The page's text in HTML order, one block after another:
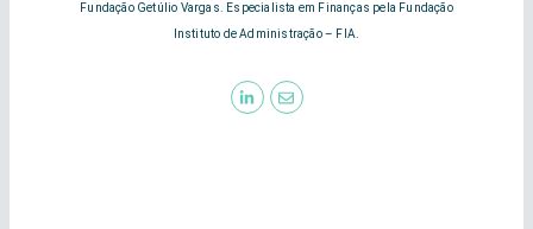
Fundação Getúlio Vargas. Especialista em Finanças pela Fundação
Instituto de Administração – FIA.